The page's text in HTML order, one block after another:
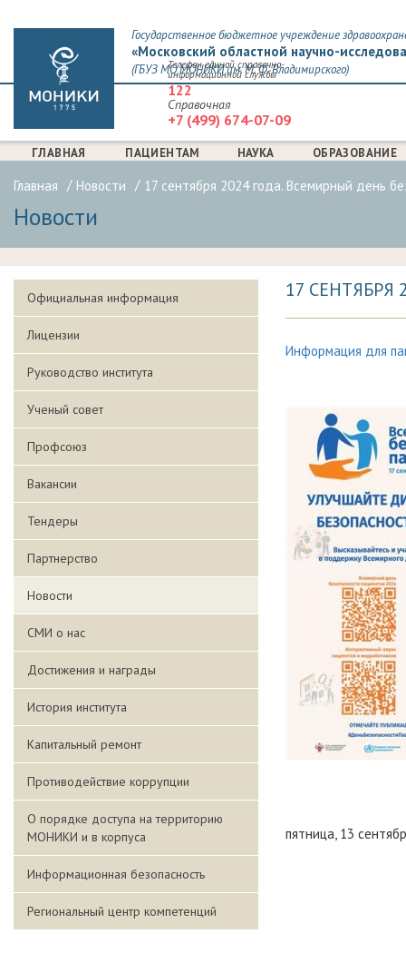
Государственное бюджетное учреждение
«Московский областной научно-
(ГБУЗ МО МОНИКИ им. М. Ф. Владимирского)
Телефон единой справочно-
информационной службы
122
Справочная
+7 (499) 674-07-09
ГЛАВНАЯ ПАЦИЕНТАМ НАУКА ОБРАЗОВАНИЕ
Главная Новости 17 сентября 2024 года. Всемирный день
Новости
Официальная информация
Лицензии
Руководство института
Ученый совет
Профсоюз
Вакансии
Тендеры
Партнерство
Новости
СМИ о нас
Достижения и награды
История института
Капитальный ремонт
Противодействие коррупции
О порядке доступа на территорию
МОНИКИ и в корпуса
Информационная безопасность
Региональный центр компетенций
17
Информация для
пятница, 13